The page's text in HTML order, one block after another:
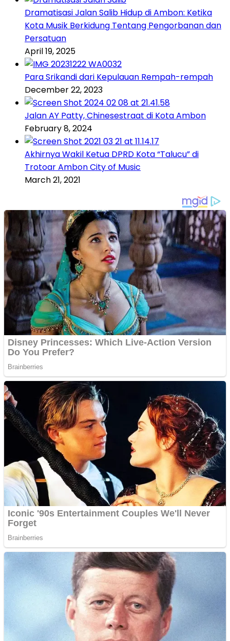
Dramatisasi Jalan Salib Hidup di Ambon: Ketika
Kota Musik Berkidung Tentang Pengorbanan dan
Persatuan
April 19, 2025
Para Srikandi dari Kepulauan Rempah-rempah
December 22, 2023
Jalan AY Patty, Chinesestraat di Kota Ambon
February 8, 2024
Akhirnya Wakil Ketua DPRD Kota “Talucu” di
Trotoar Ambon City of Music
March 21, 2021